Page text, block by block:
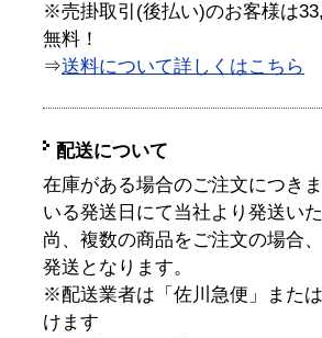
※売掛取引(後払い)のお客様は
無料！
⇒送料について詳しくはこちら
配送について
在庫がある場合のご注文につき
いる発送日にて当社より発送い
尚、複数の商品をご注文の場合
発送となります。
※配送業者は「佐川急便」また
けます